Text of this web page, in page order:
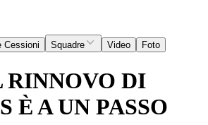
Cessioni Squadre Video Foto
DI
È A UN PASSO